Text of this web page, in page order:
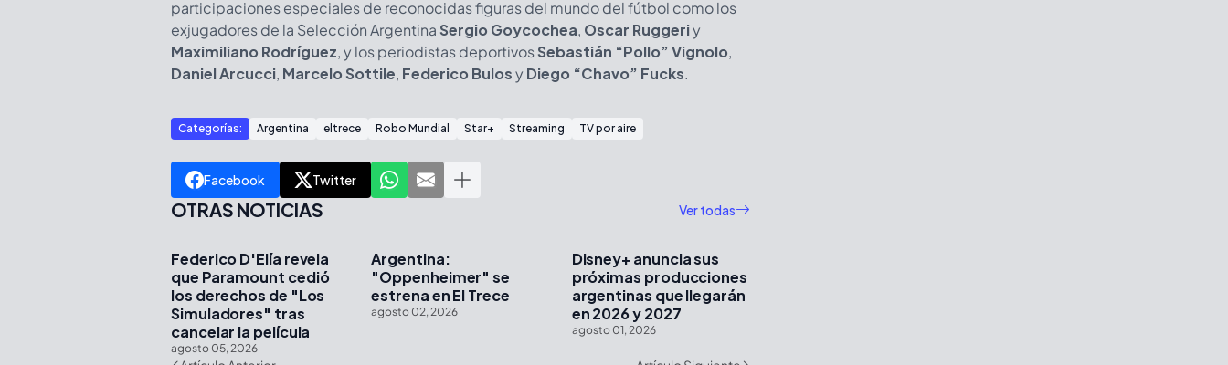
participaciones especiales de reconocidas figuras del mundo del fútbol como los
exjugadores de la Selección Argentina Sergio Goycochea, Oscar Ruggeriy
Maximiliano Rodríguez, y los periodistas deportivosSebastián “Pollo” Vignolo,
Daniel Arcucci, Marcelo Sottile, Federico BulosyDiego “Chavo” Fucks.
Categorías: Argentina eltrece Robo Mundial Star+ Streaming TV por aire
Facebook Twitter
OTRAS NOTICIAS Ver todas
Federico D'Elía revela
que Paramount cedió
los derechos de "Los
Simuladores" tras
cancelar la película
agosto 05, 2026
Argentina:
"Oppenheimer" se
estrena en El Trece
agosto 02, 2026
Disney+ anuncia sus
próximas producciones
argentinas que llegarán
en 2026 y 2027
agosto 01, 2026